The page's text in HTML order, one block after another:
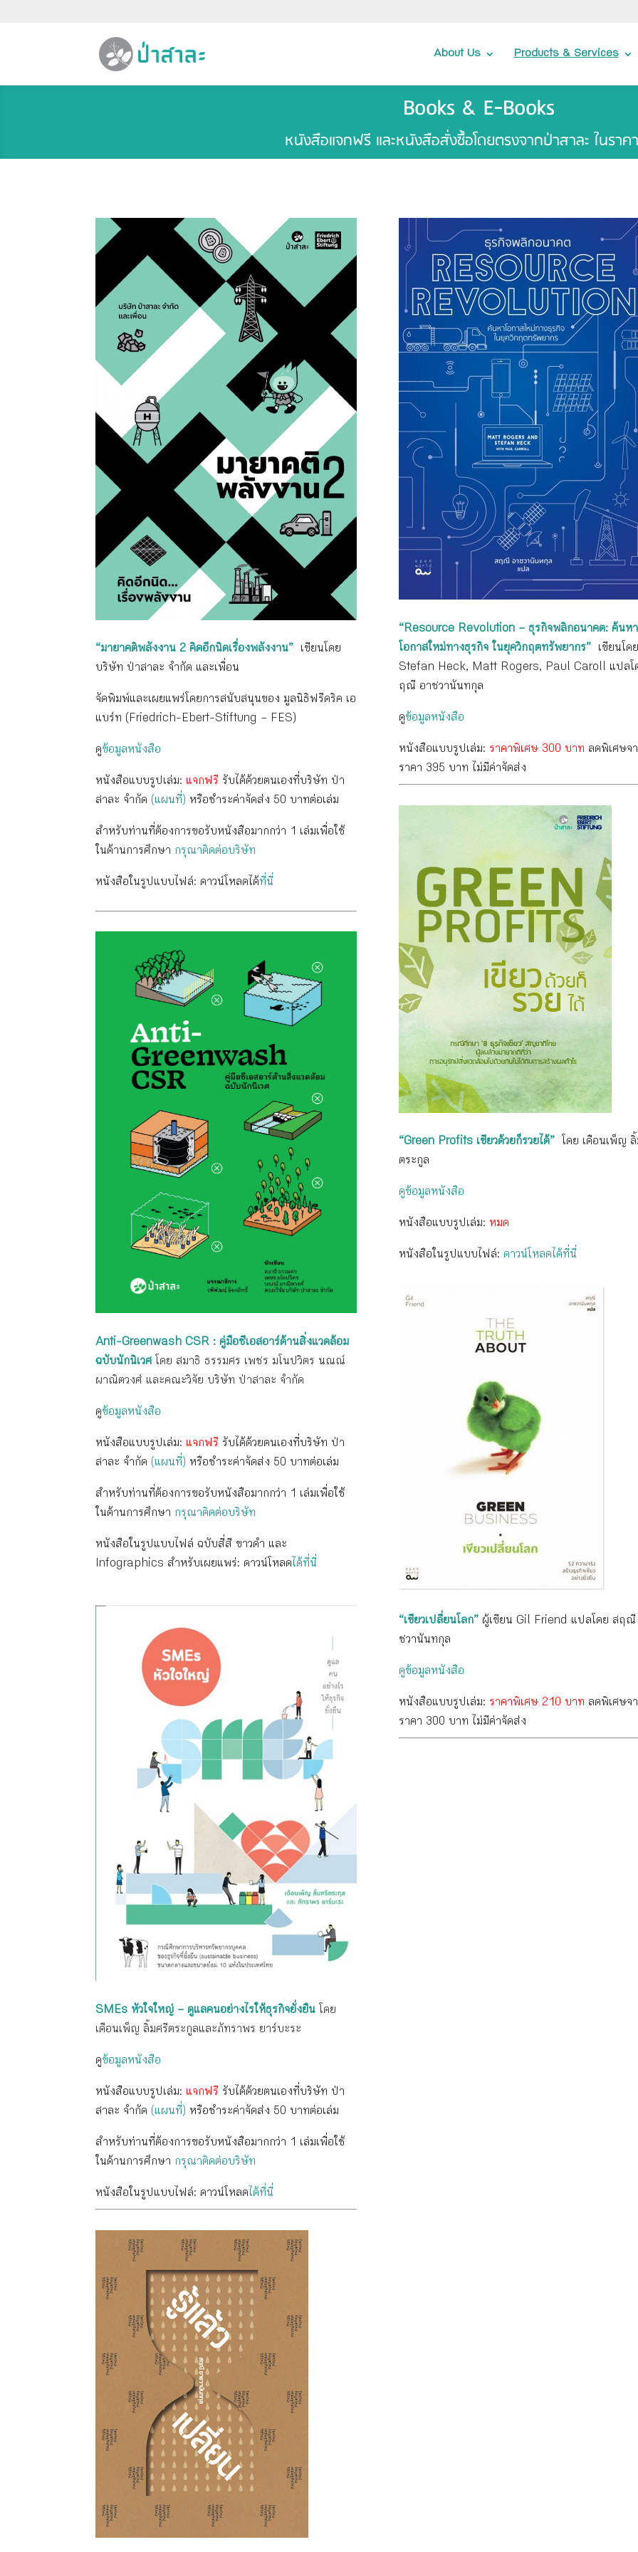
About Us Products & Services
Books & E-Books
หนังสือแจกฟรี และหนังสือสั่งซื้อโดยตรงจากป่าสาละ ในราค
“มายาคติพลังงาน 2 คิดอีกนิดเรื่องพลังงาน”
เขียนโดย
บริษัท ป่าสาละ จำกัด และเพื่อน
จัดพิมพ์และเผยแพร่โดยการสนับสนุนของ มูลนิธิฟรีดริค เอ
แบร์ท (Friedrich-Ebert-Stiftung – FES)
ดูข้อมูลหนังสือ
หนังสือแบบรูปเล่ม: แจกฟรี รับได้ด้วยตนเองที่บริษัท ป่า
สาละ จำกัด (แผนที่) หรือชำระค่าจัดส่ง 50 บาทต่อเล่ม
สำหรับท่านที่ต้องการขอรับหนังสือมากกว่า 1 เล่มเพื่อใช้
ในด้านการศึกษา กรุณาติดต่อบริษัท
หนังสือในรูปแบบไฟล์: ดาวน์โหลดได้ที่นี่
Anti-Greenwash CSR : คู่มือซีเอสอาร์ด้านสิ่งแวดล้อม
ฉบับนักนิเวศ โดย สมาธิ ธรรมศร เพชร มโนปวิตร นณณ์
ผาณิตวงศ์ และคณะวิจัย บริษัท ป่าสาละ จำกัด
ดูข้อมูลหนังสือ
หนังสือแบบรูปเล่ม: แจกฟรี รับได้ด้วยตนเองที่บริษัท ป่า
สาละ จำกัด (แผนที่) หรือชำระค่าจัดส่ง 50 บาทต่อเล่ม
สำหรับท่านที่ต้องการขอรับหนังสือมากกว่า 1 เล่มเพื่อใช้
ในด้านการศึกษา กรุณาติดต่อบริษัท
หนังสือในรูปแบบไฟล์ ฉบับสี่สี ขาวดำ และ
Infographics สำหรับเผยแพร่: ดาวน์โหลดได้ที่นี่
SMEs หัวใจใหญ่ – ดูแลคนอย่างไรให้ธุรกิจยั่งยืน โดย
เดือนเพ็ญ ลิ้มศรีตระกูลและภัทราพร ยาร์บะระ
ดูข้อมูลหนังสือ
หนังสือแบบรูปเล่ม: แจกฟรี รับได้ด้วยตนเองที่บริษัท ป่า
สาละ จำกัด (แผนที่) หรือชำระค่าจัดส่ง 50 บาทต่อเล่ม
สำหรับท่านที่ต้องการขอรับหนังสือมากกว่า 1 เล่มเพื่อใช้
ในด้านการศึกษา กรุณาติดต่อบริษัท
หนังสือในรูปแบบไฟล์: ดาวน์โหลดได้ที่นี่
“Resource Revolution – ธุรกิจพลิกอนาคต: ค้นหา
โอกาสใหม่ทางธุรกิจ ในยุควิกฤตทรัพยากร” เขียนโดย
Stefan Heck, Matt Rogers, Paul Caroll แปลโ
ฤณี อาชวานันทกุล
ดูข้อมูลหนังสือ
หนังสือแบบรูปเล่ม: ราคาพิเศษ 300 บาท ลดพิเศษจ
ราคา 395 บาท ไม่มีค่าจัดส่ง
“Green Profits เขียวด้วยก็รวยได้”
โดย เดือนเพ็ญ
ตระกูล
ดูข้อมูลหนังสือ
หนังสือแบบรูปเล่ม: หมด
หนังสือในรูปแบบไฟล์: ดาวน์โหลดได้ที่นี่
“เขียวเปลี่ยนโลก”ผู้เขียน Gil Friend แปลโดย สฤณี
ชวานันทกุล
ดูข้อมูลหนังสือ
หนังสือแบบรูปเล่ม: ราคาพิเศษ 210 บาท ลดพิเศษจ
ราคา 300 บาท ไม่มีค่าจัดส่ง